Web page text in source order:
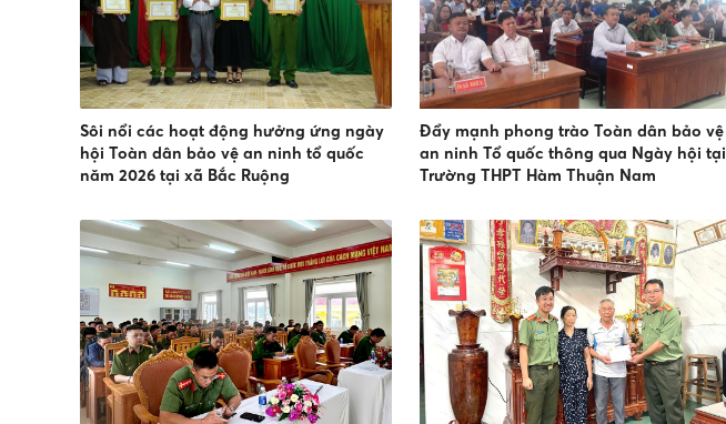
Sôi nổi các hoạt động hưởng ứng ngày
hội Toàn dân bảo vệ an ninh tổ quốc
năm 2026 tại xã Bắc Ruộng
Đẩy mạnh phong trào Toàn dân bảo vệ
an ninh Tổ quốc thông qua Ngày hội tại
Trường THPT Hàm Thuận Nam